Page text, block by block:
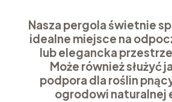
Nasza pergola świetnie
idealne miejsce na
lub elegancka
Może również służyć
podpora dla roślin
ogrodowi naturalnej